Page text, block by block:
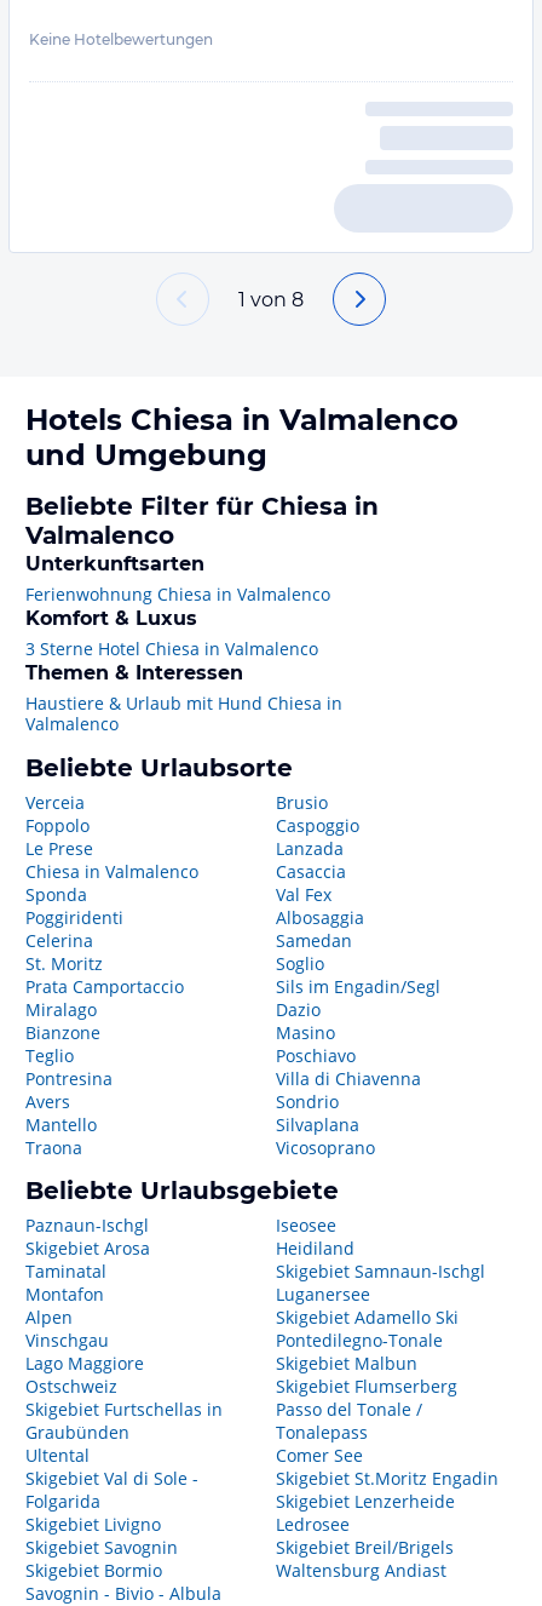
Keine Hotelbewertungen
1 von 8
Hotels Chiesa in Valmalenco
und Umgebung
Beliebte Filter für Chiesa in
Valmalenco
Unterkunftsarten
Ferienwohnung Chiesa in Valmalenco
Komfort & Luxus
3 Sterne Hotel Chiesa in Valmalenco
Themen & Interessen
Haustiere & Urlaub mit Hund Chiesa in
Valmalenco
Beliebte Urlaubsorte
Verceia
Foppolo
Le Prese
Chiesa in Valmalenco
Sponda
Poggiridenti
Celerina
St. Moritz
Prata Camportaccio
Miralago
Bianzone
Teglio
Pontresina
Avers
Mantello
Traona
Brusio
Caspoggio
Lanzada
Casaccia
Val Fex
Albosaggia
Samedan
Soglio
Sils im Engadin/Segl
Dazio
Masino
Poschiavo
Villa di Chiavenna
Sondrio
Silvaplana
Vicosoprano
Beliebte Urlaubsgebiete
Paznaun-Ischgl
Skigebiet Arosa
Taminatal
Montafon
Alpen
Vinschgau
Lago Maggiore
Ostschweiz
Skigebiet Furtschellas in
Graubünden
Ultental
Skigebiet Val di Sole -
Folgarida
Skigebiet Livigno
Skigebiet Savognin
Skigebiet Bormio
Savognin - Bivio - Albula
Iseosee
Heidiland
Skigebiet Samnaun-Ischgl
Luganersee
Skigebiet Adamello Ski
Pontedilegno-Tonale
Skigebiet Malbun
Skigebiet Flumserberg
Passo del Tonale /
Tonalepass
Comer See
Skigebiet St.Moritz Engadin
Skigebiet Lenzerheide
Ledrosee
Skigebiet Breil/Brigels
Waltensburg Andiast